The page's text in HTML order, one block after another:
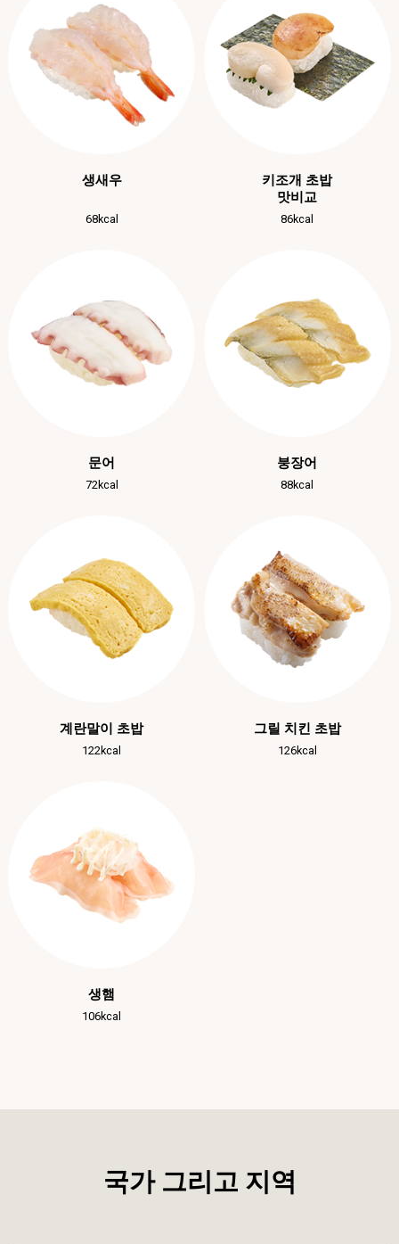
생새우
68kcal
키조개 초밥
맛비교
86kcal
문어
72kcal
붕장어
88kcal
계란말이 초밥
122kcal
그릴 치킨 초밥
126kcal
생햄
106kcal
국가 그리고 지역